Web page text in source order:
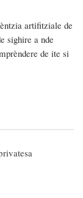
artifitziale de
sighire a nde
de ite si